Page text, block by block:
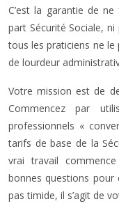
C’est la garantie de
part Sécurité Sociale,
tous les praticiens ne
de lourdeur
Votre mission est de
Commencez par
professionnels «
tarifs de base de la
vrai travail
bonnes questions pour
pas timide, il s’agit de